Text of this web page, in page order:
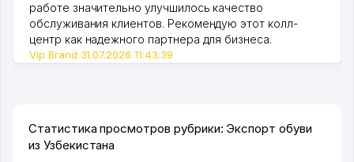
работе значительно улучшилось качество
обслуживания клиентов. Рекомендую этот колл-
центр как надежного партнера для бизнеса.
Vip Brand 31.07.2026 11:43:39
Статистика просмотров рубрики: Экспорт обуви
из Узбекистана